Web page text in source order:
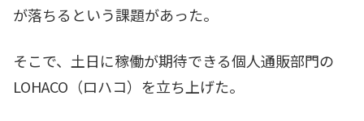
が落ちるという課題があった。
そこで、土日に稼働が期待できる個人通販部門の
LOHACO（ロハコ）を立ち上げた。